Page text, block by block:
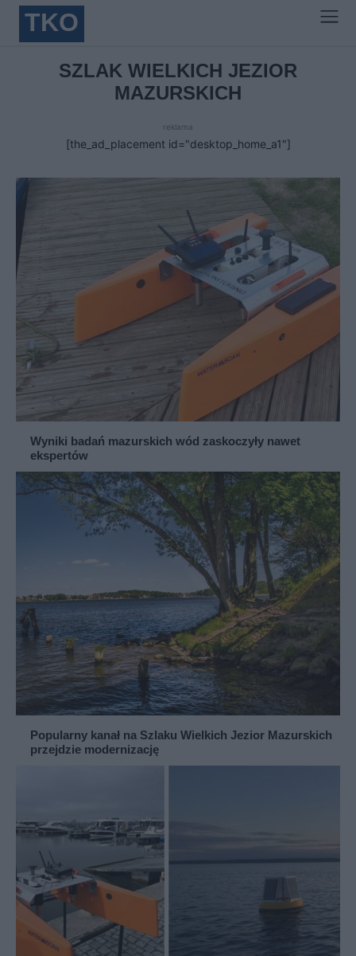
TKO
SZLAK WIELKICH JEZIOR
MAZURSKICH
reklama
[the_ad_placement id="desktop_home_a1"]
Wyniki badań mazurskich wód zaskoczyły nawet
ekspertów
Popularny kanał na Szlaku Wielkich Jezior Mazurskich
przejdzie modernizację